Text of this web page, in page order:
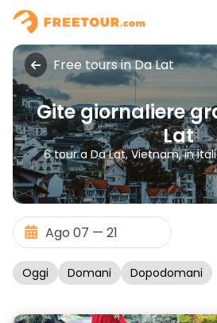
Free tours in Da Lat
Gite giornaliere
Lat
6 tour a Da Lat, Vietnam, in
Oggi Domani Dopodomani